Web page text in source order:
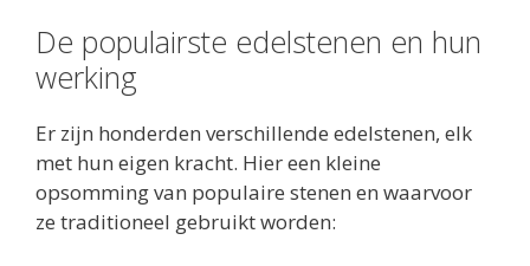
De populairste edelstenen en hun
werking
Er zijn honderden verschillende edelstenen, elk
met hun eigen kracht. Hier een kleine
opsomming van populaire stenen en waarvoor
ze traditioneel gebruikt worden: